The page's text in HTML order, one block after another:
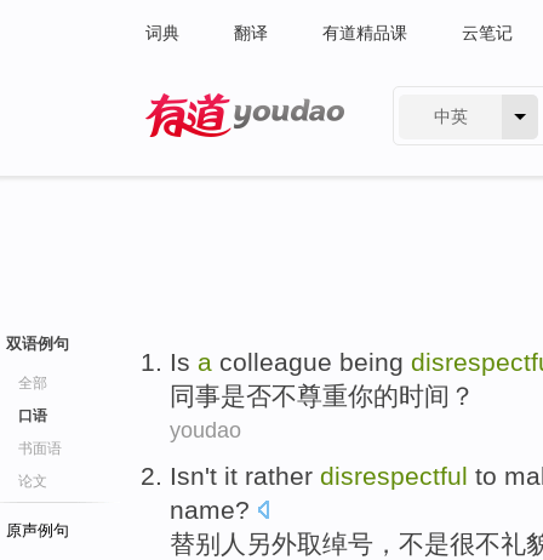
词典 翻译 有道精品课 云笔记
中英
双语例句
全部
口语
书面语
论文
原声例句
Is a colleague being
同事是否不尊重你的时间？
youdao
Isn't it rather disrespectful to
name?
替别人另外取绰号 ， 不是很不礼